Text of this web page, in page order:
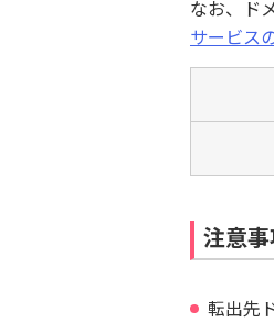
なお、ド
サービス
注意
転出先